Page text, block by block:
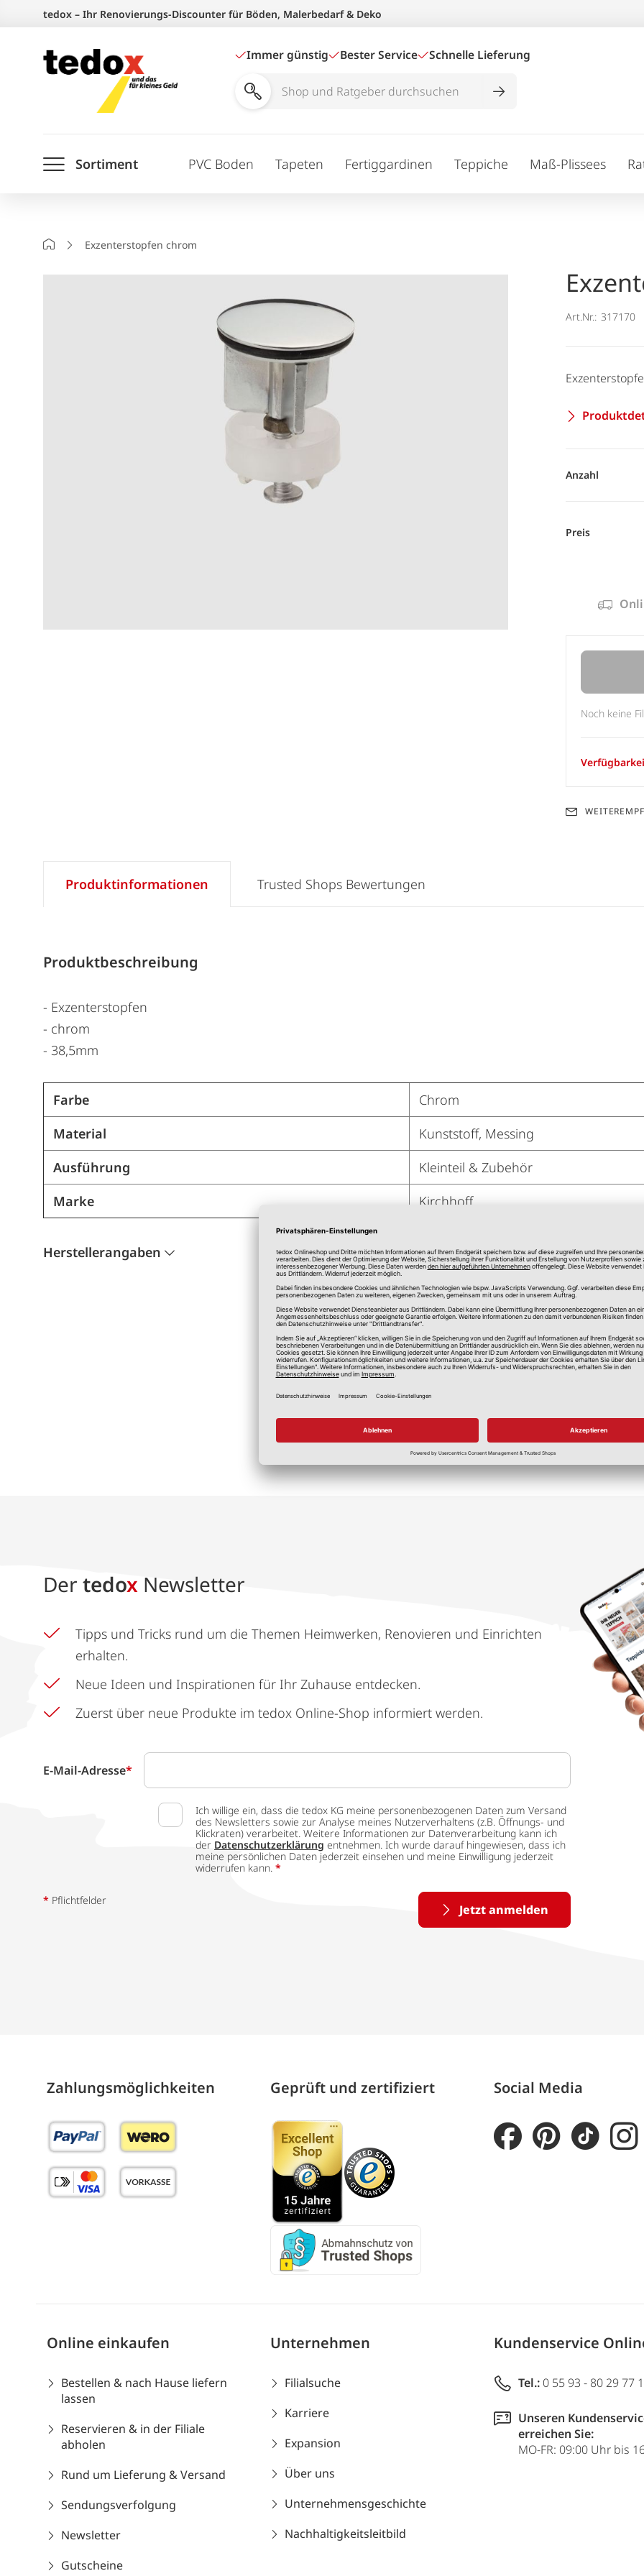
springen
tedox – Ihr Renovierungs-Discounter für Böden, Malerbedarf & Deko
Immer günstig Bester Service Schnelle Lieferung
Shop
durchsuchen
Sortiment PVC Boden Tapeten Fertiggardinen Teppiche Maß-Plissees
StartseiteExzenterstopfen chrom
Art.Nr.: 317170
Anzahl
Preis
Noch keine
Produktinformationen
Produktbeschreibung
- Exzenterstopfen
- chrom
- 38,5mm
Farbe
Chrom
Material
Kunststoff, Messing
Ausführung
Kleinteil & Zubehör
Marke
Kirchhoff
Herstellerangaben
Trusted Shops Bewertungen
*Alle Preise in Euro, inkl. gesetzlicher Mehrwertsteuer, zzgl.
Der tedox Newsletter
Tipps und Tricks rund um die Themen Heimwerken, Renovieren und Einrichten
erhalten.
Neue Ideen und Inspirationen für Ihr Zuhause entdecken.
Zuerst über neue Produkte im tedox Online-Shop informiert werden.
E-Mail-Adresse*
Ich willige ein, dass die tedox KG meine personenbezogenen Daten zum Versand
des Newsletters sowie zur Analyse meines Nutzerverhaltens (z.B. Öffnungs- und
Klickraten) verarbeitet. Weitere Informationen zur Datenverarbeitung kann ich
der Datenschutzerklärung entnehmen. Ich wurde darauf hingewiesen, dass ich
meine persönlichen Daten jederzeit einsehen und meine Einwilligung jederzeit
widerrufen kann. *
Jetzt anmelden
* Pflichtfelder
Zahlungs­möglich­keiten Geprüft und zertifiziert Social Media
Online einkaufen
Bestellen & nach Hause liefern
lassen
Reservieren & in der Filiale
abholen
Rund um Lieferung & Versand
Sendungsverfolgung
Newsletter
Gutscheine
Unternehmen
Filialsuche
Karriere
Expansion
Über uns
Unternehmensgeschichte
Nachhaltigkeitsleitbild
Kundenservice
Tel.: 0 55 93 - 80 29 77
Unseren
erreichen Sie:
MO-FR: 09:00 Uhr bis